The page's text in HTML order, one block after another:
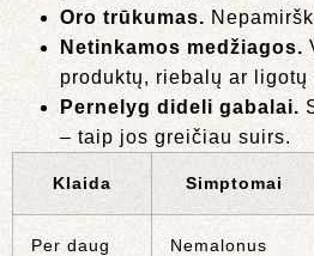
Oro trūkumas.
Netinkamos medžiagos.
produktų, riebalų ar ligotų
Pernelyg dideli gabalai.
– taip jos greičiau suirs.
Klaida Simptomai
Per daug
Nemalonus